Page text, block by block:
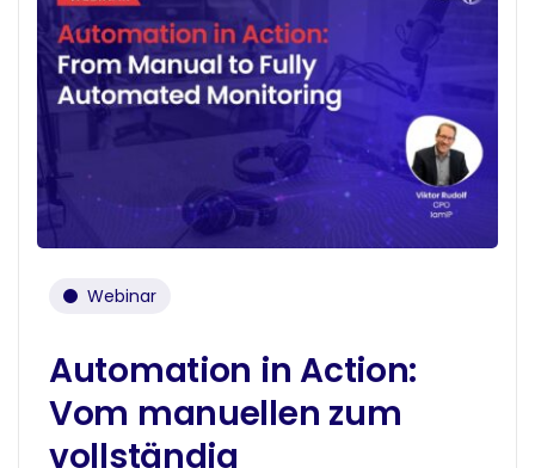
Webinar
Automation in Action:
Vom manuellen zum
vollständig